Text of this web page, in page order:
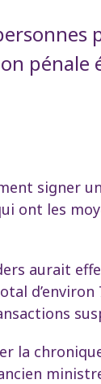
pénale
signer
ont les
aurait
d’environ
la